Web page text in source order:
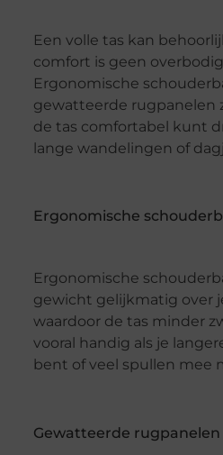
Een volle tas kan
comfort is geen
Ergonomische
gewatteerde rugpanelen
de tas comfortabel kunt
lange wandelingen of
Ergonomische
Ergonomische
gewicht gelijkmatig over
waardoor de tas minder
vooral handig als je
bent of veel spullen mee
Gewatteerde rugpanelen